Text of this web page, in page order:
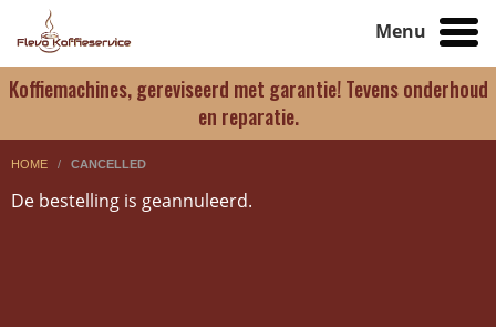
Menu
Koffiemachines, gereviseerd met garantie! Tevens onderhoud
en reparatie.
HOME / CANCELLED
De bestelling is geannuleerd.